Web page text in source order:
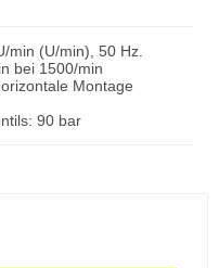
min (U/min), 50 Hz.
bei 1500/min
Montage
90 bar